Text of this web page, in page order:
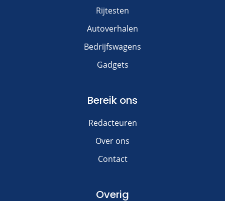
Rijtesten
Autoverhalen
Bedrijfswagens
Gadgets
Bereik ons
Redacteuren
Over ons
Contact
Overig